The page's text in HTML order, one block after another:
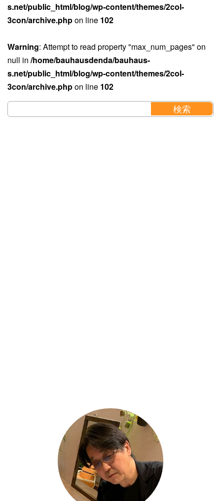
s.net/public_html/blog/wp-content/themes/2col-
3con/archive.phpon line 102
Warning: Attempt to read property "max_num_pages" on
null in /home/bauhausdenda/bauhaus-
s.net/public_html/blog/wp-content/themes/2col-
3con/archive.phpon line 102